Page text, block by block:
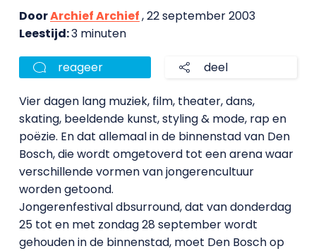
DoorArchief Archief, 22 september 2003
Leestijd:3 minuten
reageer deel
Vier dagen lang muziek, film, theater, dans,
skating, beeldende kunst, styling & mode, rap en
poëzie. En dat allemaal in de binnenstad van Den
Bosch, die wordt omgetoverd tot een arena waar
verschillende vormen van jongerencultuur
worden getoond.
Jongerenfestival dbsurround, dat van donderdag
25 tot en met zondag 28 september wordt
gehouden in de binnenstad, moet Den Bosch op